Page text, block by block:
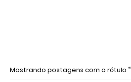
Mostrando postagens com o rótulo